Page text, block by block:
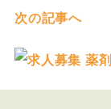
次の記事へ